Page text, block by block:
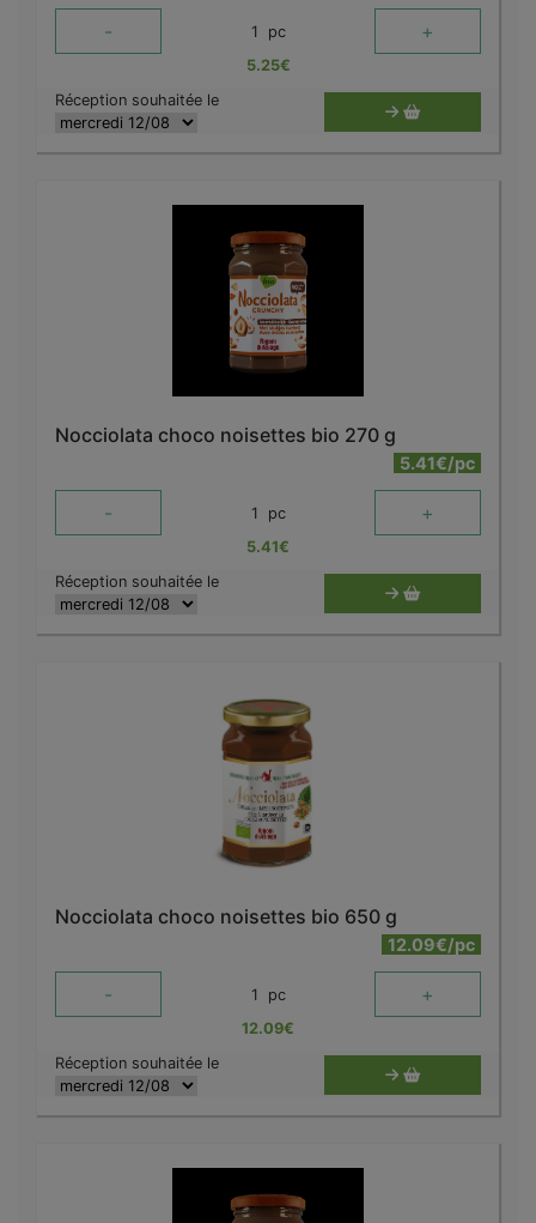
- 1 pc +
5.25€
Réception souhaitée le
Nocciolata choco noisettes bio 270 g
5.41€/pc
- 1 pc +
5.41€
Réception souhaitée le
Nocciolata choco noisettes bio 650 g
12.09€/pc
- 1 pc +
12.09€
Réception souhaitée le